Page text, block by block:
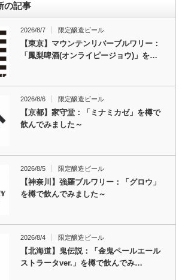
の記事
2026/8/7 限定醸造ビール
【東京】マウンテンリバーブルワリー：
「鳳梨啤酒(オンライピージョウ)」を…
2026/8/6 限定醸造ビール
【京都】家守堂：「ミナミカゼ」を樽で
飲んでみました～
2026/8/5 限定醸造ビール
【神奈川】強羅ブルワリー：「グロウ」
を樽で飲んでみました～
2026/8/4 限定醸造ビール
【北海道】鬼伝説：「金鬼ペールエール
ストラータver.」を樽で飲んでみ…